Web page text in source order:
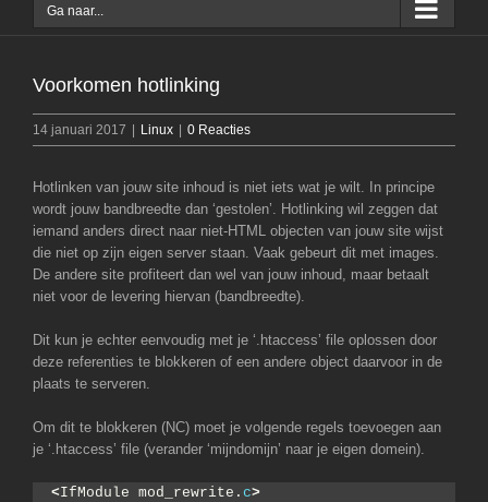
Ga naar...
Voorkomen hotlinking
14 januari 2017 | Linux | 0 Reacties
Hotlinken van jouw site inhoud is niet iets wat je wilt. In principe
wordt jouw bandbreedte dan ‘gestolen’. Hotlinking wil zeggen dat
iemand anders direct naar niet-HTML objecten van jouw site wijst
die niet op zijn eigen server staan. Vaak gebeurt dit met images.
De andere site profiteert dan wel van jouw inhoud, maar betaalt
niet voor de levering hiervan (bandbreedte).
Dit kun je echter eenvoudig met je ‘.htaccess’ file oplossen door
deze referenties te blokkeren of een andere object daarvoor in de
plaats te serveren.
Om dit te blokkeren (NC) moet je volgende regels toevoegen aan
je ‘.htaccess’ file (verander ‘mijndomijn’ naar je eigen domein).
<IfModule mod_rewrite. c>